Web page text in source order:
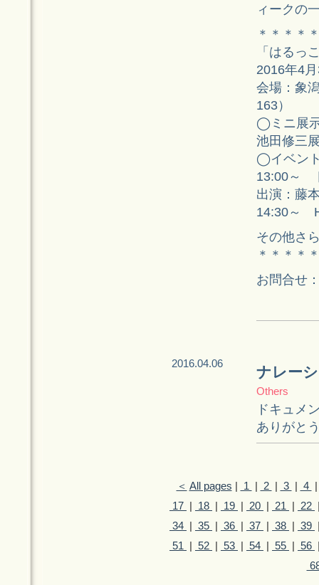
ィークの
＊＊＊＊
「はる
2016年4
会場：象
163）
◯ミニ展
池田修三
◯イベン
13:00～
出演：藤
14:30～
その他さ
＊＊＊＊
お問合せ
2016.04.06
ナレー
Others
ドキュメ
ありがと
＜ All pages | 1 | 2 | 3 | 4
17 | 18 | 19 | 20 | 21 | 22
34 | 35 | 36 | 37 | 38 | 39
51 | 52 | 53 | 54 | 55 | 56